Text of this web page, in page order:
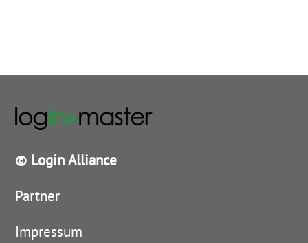
© Login Alliance
Partner
Impressum